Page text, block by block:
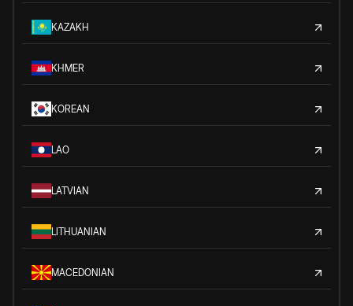
KAZAKH
KHMER
KOREAN
LAO
LATVIAN
LITHUANIAN
MACEDONIAN